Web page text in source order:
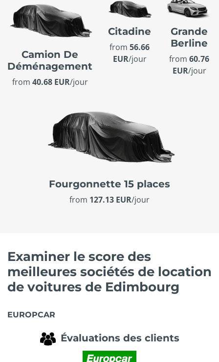
Camion De
Déménagement
from 40.68 EUR/jour
Citadine
from 56.66
EUR/jour
Grande
Berline
from 60.76
EUR/jour
Fourgonnette 15 places
from 127.13 EUR/jour
Examiner le score des
meilleures sociétés de location
de voitures de Edimbourg
EUROPCAR
Évaluations des clients